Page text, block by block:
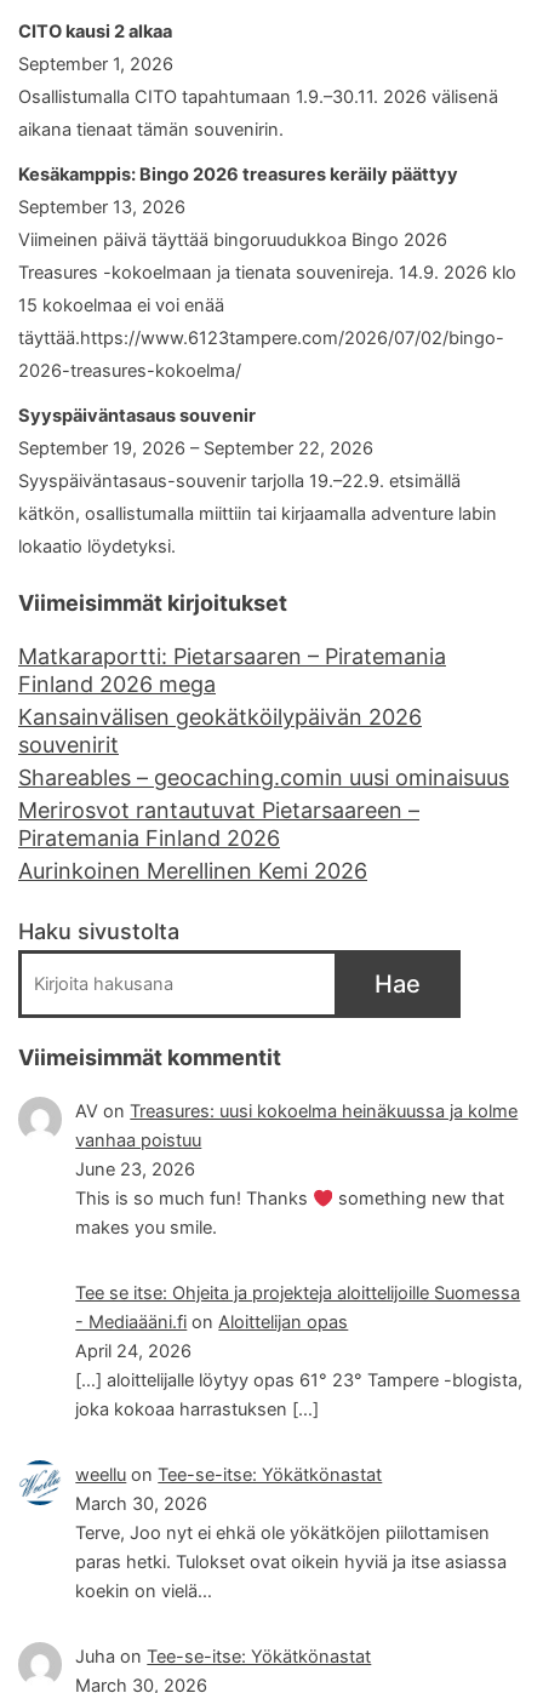
CITO kausi 2 alkaa
September 1, 2026
Osallistumalla CITO tapahtumaan 1.9.–30.11. 2026 välisenä
aikana tienaat tämän souvenirin.
Kesäkamppis: Bingo 2026 treasures keräily päättyy
September 13, 2026
Viimeinen päivä täyttää bingoruudukkoa Bingo 2026
Treasures -kokoelmaan ja tienata souvenireja. 14.9. 2026 klo
15 kokoelmaa ei voi enää
täyttää.https://www.6123tampere.com/2026/07/02/bingo-
2026-treasures-kokoelma/
Syyspäiväntasaus souvenir
September 19, 2026 – September 22, 2026
Syyspäiväntasaus-souvenir tarjolla 19.–22.9. etsimällä
kätkön, osallistumalla miittiin tai kirjaamalla adventure labin
lokaatio löydetyksi.
Viimeisimmät kirjoitukset
Matkaraportti: Pietarsaaren – Piratemania
Finland 2026 mega
Kansainvälisen geokätköilypäivän 2026
souvenirit
Shareables – geocaching.comin uusi ominaisuus
Merirosvot rantautuvat Pietarsaareen –
Piratemania Finland 2026
Aurinkoinen Merellinen Kemi 2026
Haku sivustolta
Hae
Viimeisimmät kommentit
AV onTreasures: uusi kokoelma heinäkuussa ja kolme
vanhaa poistuu
June 23, 2026
This is so much fun! Thanks
something new that
makes you smile.
Tee se itse: Ohjeita ja projekteja aloittelijoille Suomessa
- Mediaääni.fi onAloittelijan opas
April 24, 2026
[…] aloittelijalle löytyy opas 61° 23° Tampere -blogista,
joka kokoaa harrastuksen […]
weellu onTee-se-itse: Yökätkönastat
March 30, 2026
Terve, Joo nyt ei ehkä ole yökätköjen piilottamisen
paras hetki. Tulokset ovat oikein hyviä ja itse asiassa
koekin on vielä…
Juha onTee-se-itse: Yökätkönastat
March 30, 2026